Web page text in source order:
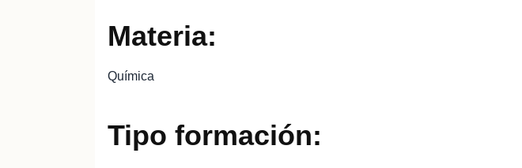
Materia:
Química
Tipo formación: